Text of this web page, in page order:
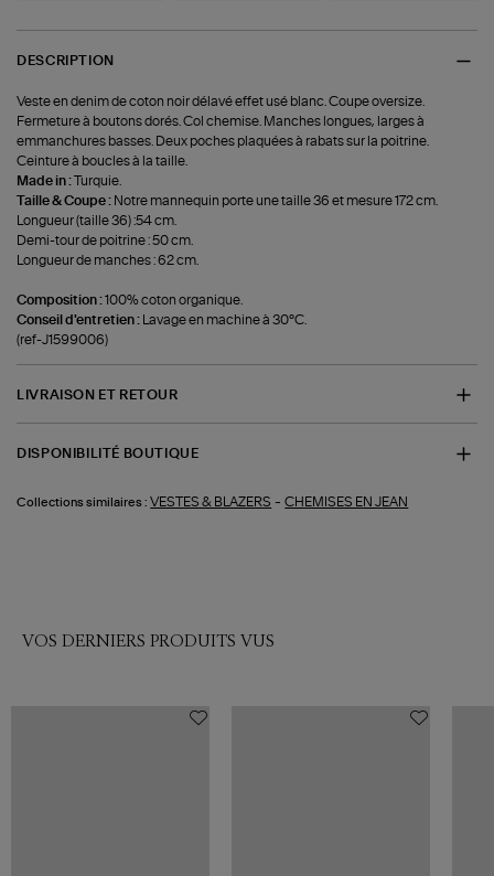
DESCRIPTION
Veste en denim de coton noir délavé effet usé blanc. Coupe oversize.
Fermeture à boutons dorés. Col chemise. Manches longues, larges à
emmanchures basses. Deux poches plaquées à rabats sur la poitrine.
Ceinture à boucles à la taille.
Made in :Turquie.
Taille & Coupe : Notre mannequin porte une taille 36 et mesure 172 cm.
Longueur (taille 36) :54 cm.
Demi-tour de poitrine : 50 cm.
Longueur de manches : 62 cm.
Composition :100% coton organique.
Conseil d'entretien :
Lavage en machine à 30°C.
(ref-J1599006)
LIVRAISON ET RETOUR
DISPONIBILITÉ BOUTIQUE
Collections similaires : VESTES & BLAZERS -CHEMISES EN JEAN
VOS DERNIERS PRODUITS VUS